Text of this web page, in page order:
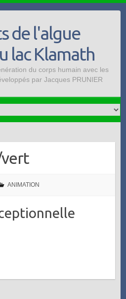
de l'algue
lac Klamath
du corps humain avec les
par Jacques PRUNIER
vert
ANIMATION